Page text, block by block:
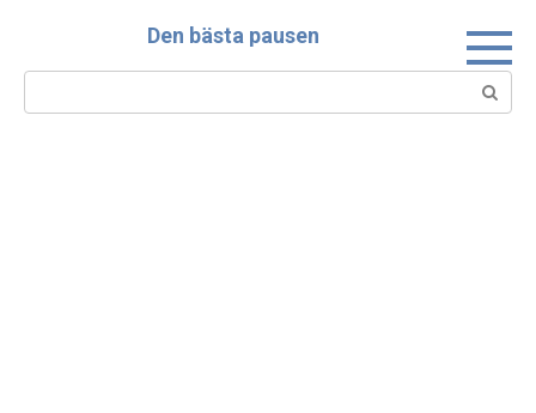
Den bästa pausen
Search: